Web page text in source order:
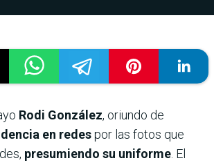
Rodi González, oriundo de
en redespor las fotos que
presumiendo su uniforme . El